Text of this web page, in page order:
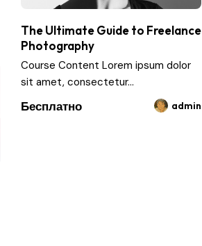
The Ultimate Guide to Freelance
Photography
Course Content Lorem ipsum dolor
sit amet, consectetur...
Бесплатно admin